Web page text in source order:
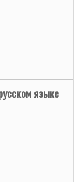
языке